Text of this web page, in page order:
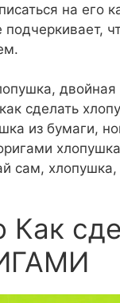
на его
двойная
сделать
из бумаги,
сам,
Как